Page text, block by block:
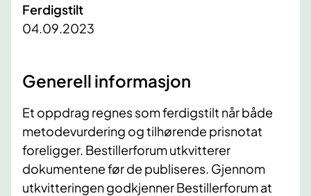
Ferdigstilt
04.09.2023
​Generell informasjon
Et oppdrag regnes som ferdigstilt når både
metodevurdering og tilhørende prisnotat
foreligger. Bestillerforum utkvitterer
dokumentene før de publiseres. Gjennom
utkvitteringen godkjenner Bestillerforum at